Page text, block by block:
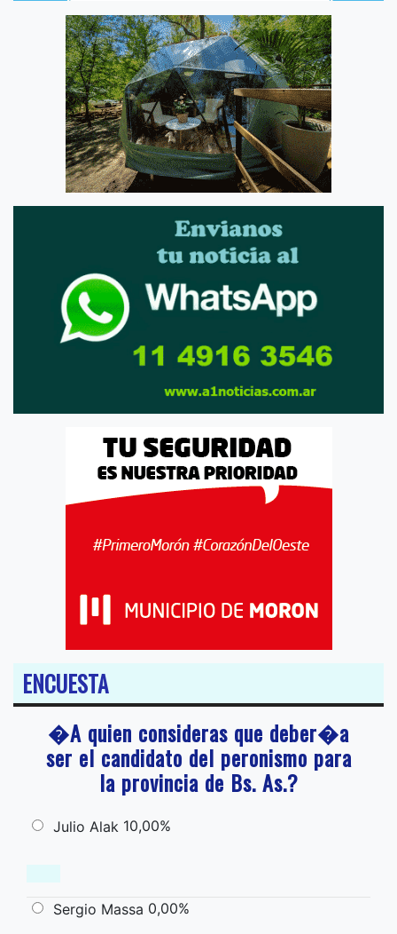
ENCUESTA
�A quien consideras que deber�a
ser el candidato del peronismo para
la provincia de Bs. As.?
Julio Alak 10,00%
Sergio Massa 0,00%